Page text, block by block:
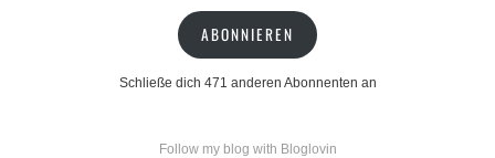
ABONNIEREN
Schließe dich 471 anderen Abonnenten an
Follow my blog with Bloglovin